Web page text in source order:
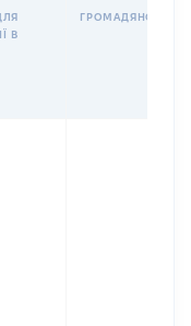
В
ГРОМАДЯНСТВО